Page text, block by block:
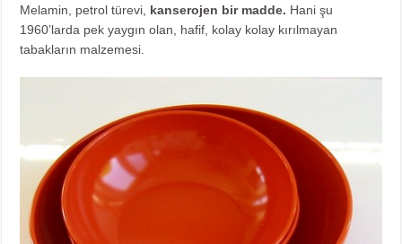
Melamin, petrol türevi, kanserojen bir madde. Hani şu
1960’larda pek yaygın olan, hafif, kolay kolay kırılmayan
tabakların malzemesi.